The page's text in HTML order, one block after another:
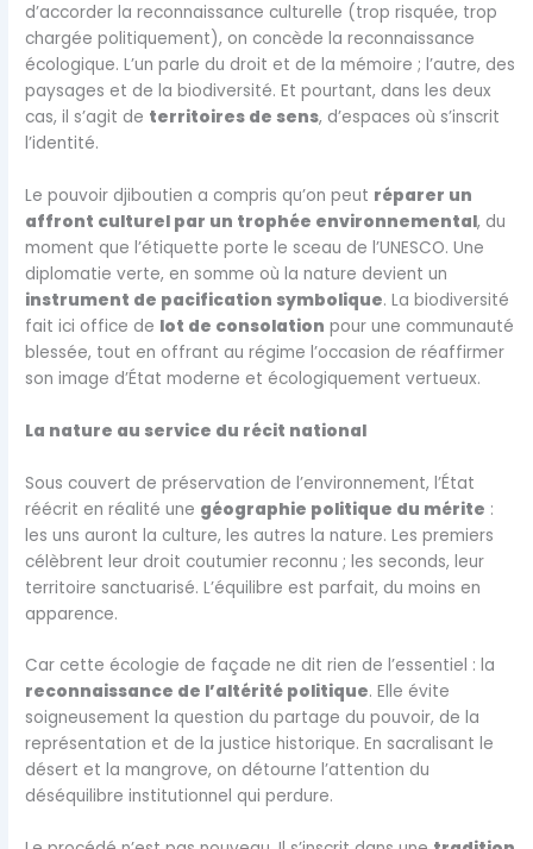
d’accorder la reconnaissance culturelle (trop risquée, trop
chargée politiquement), on concède la reconnaissance
écologique. L’un parle du droit et de la mémoire ; l’autre, des
paysages et de la biodiversité. Et pourtant, dans les deux
cas, il s’agit de territoires de sens, d’espaces où s’inscrit
l’identité.
Le pouvoir djiboutien a compris qu’on peut réparer un
affront culturel par un trophée environnemental, du
moment que l’étiquette porte le sceau de l’UNESCO. Une
diplomatie verte, en somme où la nature devient un
instrument de pacification symbolique. La biodiversité
fait ici office de lot de consolation pour une communauté
blessée, tout en offrant au régime l’occasion de réaffirmer
son image d’État moderne et écologiquement vertueux.
La nature au service du récit national
Sous couvert de préservation de l’environnement, l’État
réécrit en réalité une géographie politique du mérite :
les uns auront la culture, les autres la nature. Les premiers
célèbrent leur droit coutumier reconnu ; les seconds, leur
territoire sanctuarisé. L’équilibre est parfait, du moins en
apparence.
Car cette écologie de façade ne dit rien de l’essentiel : la
reconnaissance de l’altérité politique. Elle évite
soigneusement la question du partage du pouvoir, de la
représentation et de la justice historique. En sacralisant le
désert et la mangrove, on détourne l’attention du
déséquilibre institutionnel qui perdure.